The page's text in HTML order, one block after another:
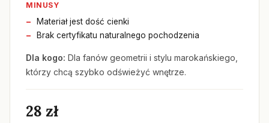
MINUSY
Materiał jest dość cienki
Brak certyfikatu naturalnego pochodzenia
Dla kogo: Dla fanów geometrii i stylu marokańskiego,
którzy chcą szybko odświeżyć wnętrze.
28 zł